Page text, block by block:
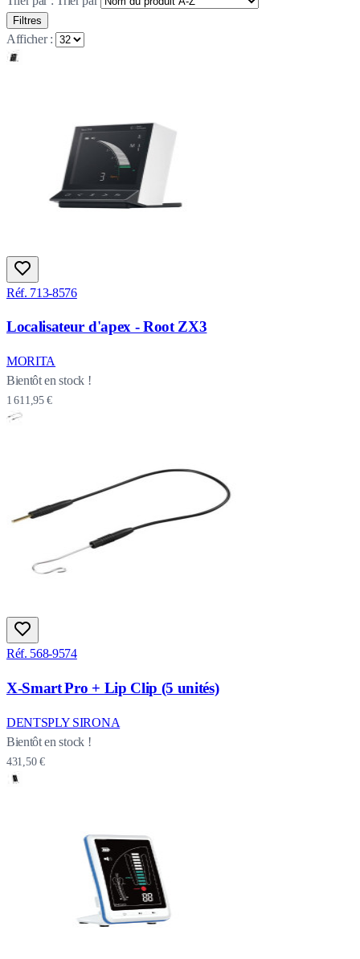
Filtres
Afficher :
Réf. 713-8576
Localisateur d'apex - Root ZX3
MORITA
Bientôt en stock !
1 611,95 €
Réf. 568-9574
X‑Smart Pro + Lip Clip (5 unités)
DENTSPLY SIRONA
Bientôt en stock !
431,50 €